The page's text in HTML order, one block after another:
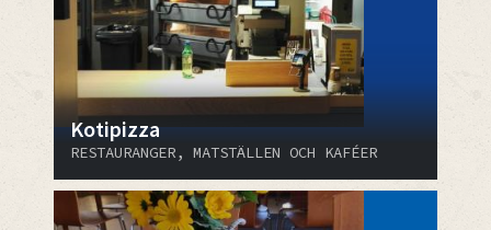
Kotipizza
RESTAURANGER, MATSTÄLLEN OCH KAFÉER